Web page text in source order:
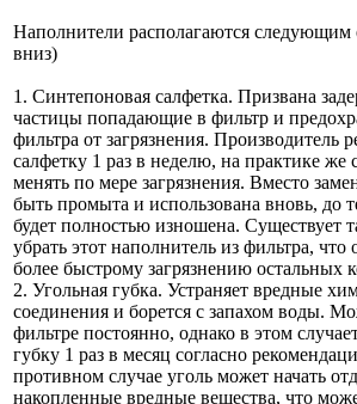
Наполнители располагаются следующим
вниз)
1. Синтепоновая салфетка. Призвана
частицы попадающие в фильтр и
фильтра от загрязнения. Производитель
салфетку 1 раз в неделю, на практике же
менять по мере загрязнения. Вместо
быть промыта и использована вновь, до
будет полностью изношена. Существует
убрать этот наполнитель из фильтра, что
более быстрому загрязнению остальных
2. Угольная губка. Устраняет вредные
соединения и борется с запахом воды.
фильтре постоянно, однако в этом
губку 1 раз в месяц согласно
противном случае уголь может начать
накопленные вредные вещества, что